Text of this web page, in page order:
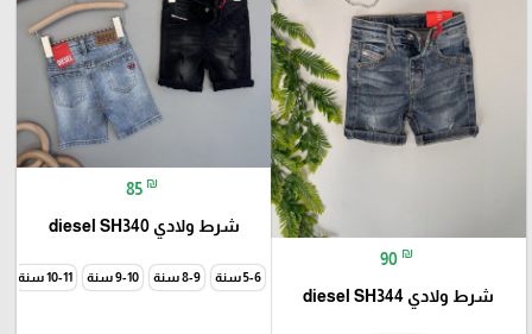
90 ₪
شرط ولادي diesel SH344
85 ₪
شرط ولادي diesel SH340
5-6 سنة 8-9 سنة 9-10 سنة 10-11 سنة